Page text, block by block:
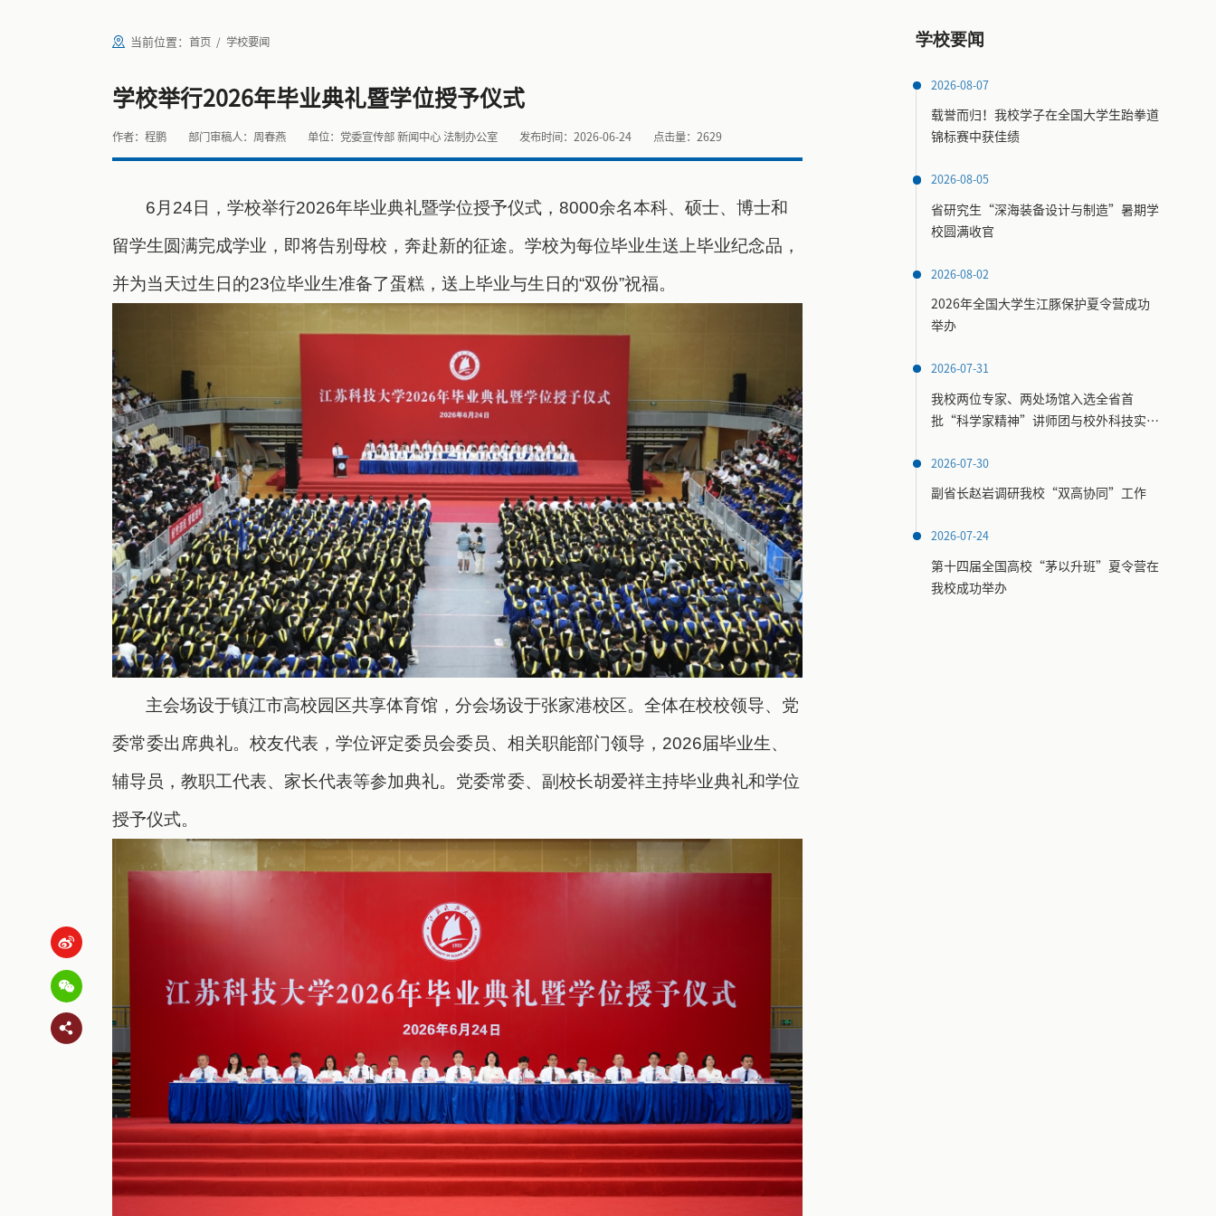
当前位置： 首页 学校要闻
学校举行2026年毕业典礼暨学位授予仪式
作者：程鹏 部门审稿人：周春燕 单位：党委宣传部 新闻中心 法制办公室 发布时间：2026-06-24 点击量：2629
6月 24日，学校举行2026年毕业典礼暨学位授予仪式，8000余名本科、硕士、博士和
留学生圆满完成学业，即将告别母校，奔赴新的征途。学校为每位毕业生送上毕业纪念品，
并为当天过生日的23位毕业生准备了蛋糕，送上毕业与生日的“双份”祝福。
主会场设于镇江市高校园区共享体育馆，分会场设于张家港校区。全体在校校领导、党
委常委出席典礼。校友代表，学位评定委员会委员、相关职能部门领导，2026届毕业生、
辅导员，教职工代表、家长代表等参加典礼。党委常委、副校长胡爱祥主持毕业典礼和学位
授予仪式。
学校要闻
2026-08-07
载誉而归！我校学子在全国大学生跆拳道
锦标赛中获佳绩
2026-08-05
省研究生“深海装备设计与制造”暑期学
校圆满收官
2026-08-02
2026年全国大学生江豚保护夏令营成功
举办
2026-07-31
我校两位专家、两处场馆入选全省首
批“科学家精神”讲师团与校外科技实践
2026-07-30
副省长赵岩调研我校“双高协同”工作
2026-07-24
第十四届全国高校“茅以升班”夏令营在
我校成功举办